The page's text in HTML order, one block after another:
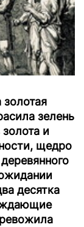
зелень
и
щедро
десятка